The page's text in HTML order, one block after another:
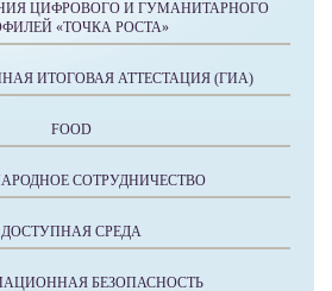
ЦИФРОВОГО И ГУМАНИТАРНОГО
«ТОЧКА РОСТА»
ИТОГОВАЯ АТТЕСТАЦИЯ (ГИА)
FOOD
СОТРУДНИЧЕСТВО
ДОСТУПНАЯ СРЕДА
БЕЗОПАСНОСТЬ